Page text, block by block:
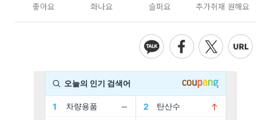
좋아요 화나요 슬퍼요 추가취재 원해요